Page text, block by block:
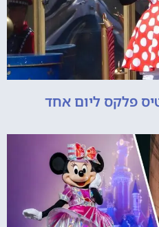
פלקס ליום אחד